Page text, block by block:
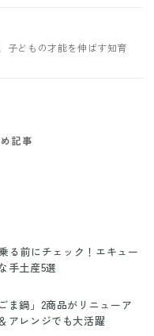
子どもの才能を伸ばす知育
記事
る前にチェック！エキュー
手土産5選
ま鍋」2商品がリニューア
アレンジでも大活躍